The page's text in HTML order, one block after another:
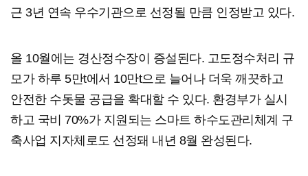
근 3년 연속 우수기관으로 선정될 만큼 인정받고 있다.
올 10월에는 경산정수장이 증설된다. 고도정수처리 규
모가 하루 5만t에서 10만t으로 늘어나 더욱 깨끗하고
안전한 수돗물 공급을 확대할 수 있다. 환경부가 실시
하고 국비 70%가 지원되는 스마트 하수도관리체계 구
축사업 지자체로도 선정돼 내년 8월 완성된다.